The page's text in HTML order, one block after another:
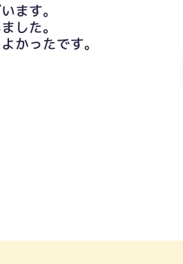
ます。
した。
かったです。